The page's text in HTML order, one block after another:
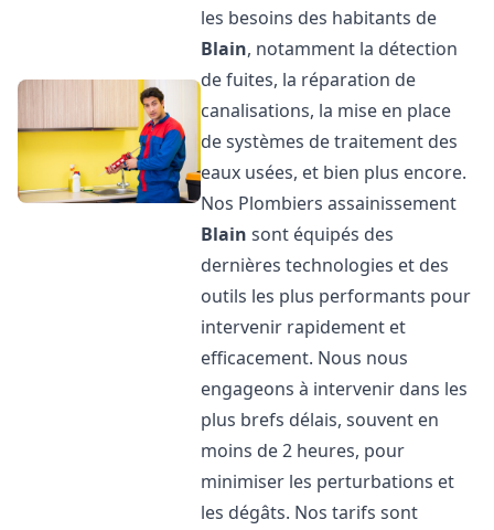
les besoins des habitants de
Blain, notamment la détection
de fuites, la réparation de
canalisations, la mise en place
de systèmes de traitement des
eaux usées, et bien plus encore.
Nos Plombiers assainissement
Blain sont équipés des
dernières technologies et des
outils les plus performants pour
intervenir rapidement et
efficacement. Nous nous
engageons à intervenir dans les
plus brefs délais, souvent en
moins de 2 heures, pour
minimiser les perturbations et
les dégâts. Nos tarifs sont